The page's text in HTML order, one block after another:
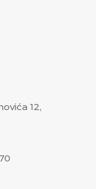
12,